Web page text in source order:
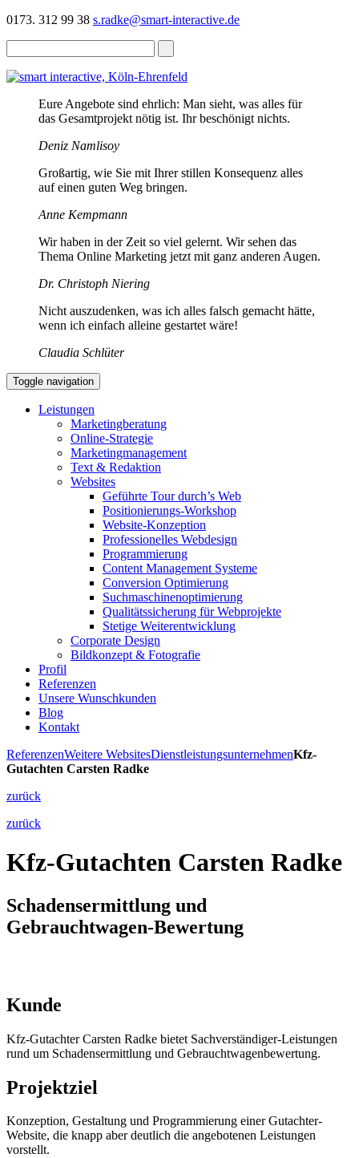
0173. 312 99 38 s.radke@smart-interactive.de
Eure Angebote sind ehrlich: Man sieht, was alles für
das Gesamtprojekt nötig ist. Ihr beschönigt nichts.
Deniz Namlisoy
Großartig, wie Sie mit Ihrer stillen Konsequenz alles
auf einen guten Weg bringen.
Anne Kempmann
Wir haben in der Zeit so viel gelernt. Wir sehen das
Thema Online Marketing jetzt mit ganz anderen Augen.
Dr. Christoph Niering
Nicht auszudenken, was ich alles falsch gemacht hätte,
wenn ich einfach alleine gestartet wäre!
Claudia Schlüter
Toggle navigation
Leistungen
Marketingberatung
Online-Strategie
Marketingmanagement
Text & Redaktion
Websites
Geführte Tour durch’s Web
Positionierungs-Workshop
Website-Konzeption
Professionelles Webdesign
Programmierung
Content Management Systeme
Conversion Optimierung
Suchmaschinenoptimierung
Qualitätssicherung für Webprojekte
Stetige Weiterentwicklung
Corporate Design
Bildkonzept & Fotografie
Profil
Referenzen
Unsere Wunschkunden
Blog
Kontakt
ReferenzenWeitere WebsitesDienstleistungsunternehmenKfz-
Gutachten Carsten Radke
zurück
zurück
Kfz-Gutachten Carsten Radke
Schadensermittlung und
Gebrauchtwagen-Bewertung
Kunde
Kfz-Gutachter Carsten Radke bietet Sachverständiger-Leistungen
rund um Schadensermittlung und Gebrauchtwagenbewertung.
Projektziel
Konzeption, Gestaltung und Programmierung einer Gutachter-
Website, die knapp aber deutlich die angebotenen Leistungen
vorstellt.